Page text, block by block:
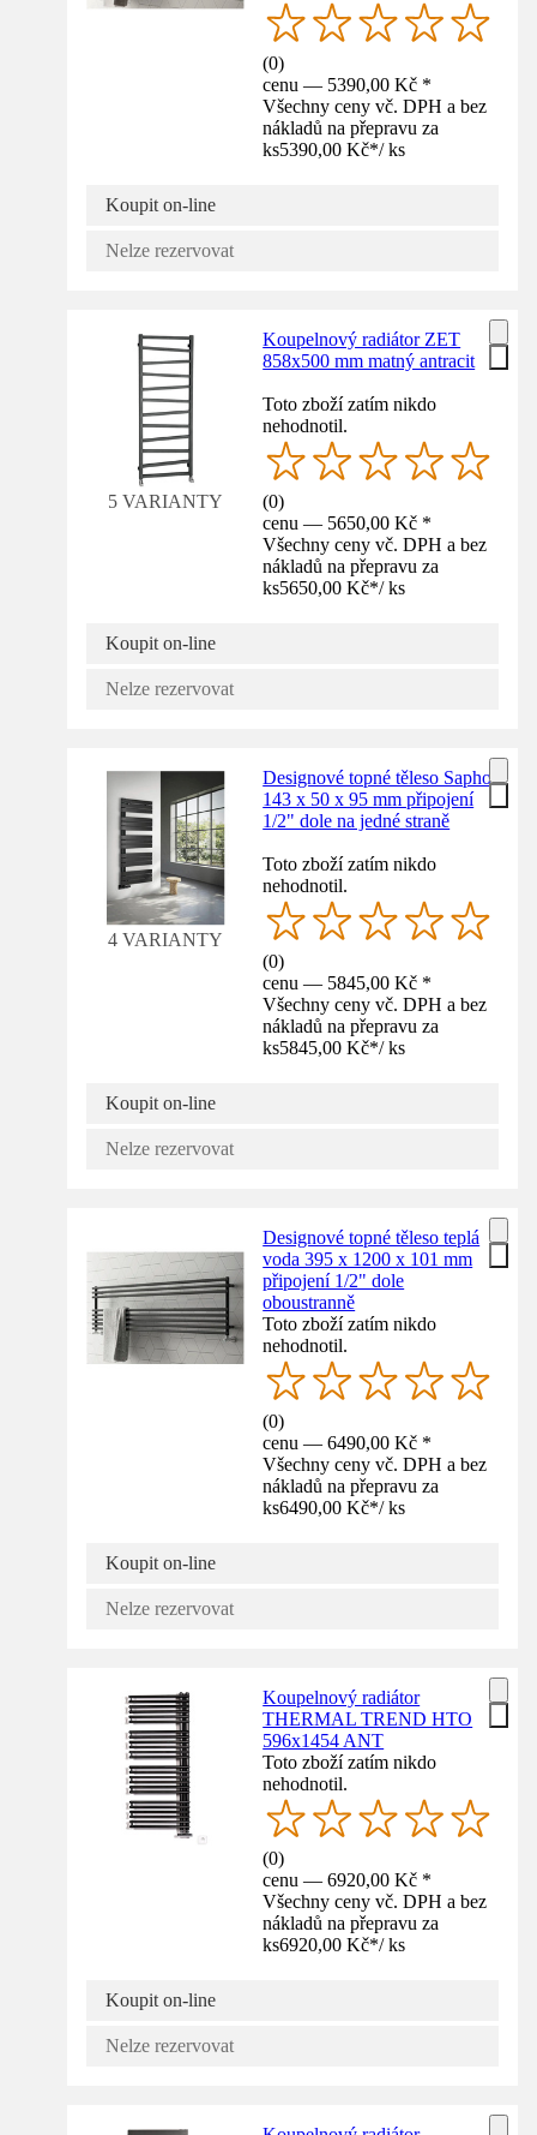
(0)
cenu — 5390,00 Kč *
Všechny ceny vč. DPH a bez
nákladů na přepravu za
ks5390,00 Kč*/ ks
Koupit on-line
Nelze rezervovat
5 VARIANTY
Koupelnový radiátor ZET
858x500 mm matný antracit
Toto zboží zatím nikdo
nehodnotil.
(0)
cenu — 5650,00 Kč *
Všechny ceny vč. DPH a bez
nákladů na přepravu za
ks5650,00 Kč*/ ks
Koupit on-line
Nelze rezervovat
4 VARIANTY
Designové topné těleso Sapho
143 x 50 x 95 mm připojení
1/2" dole na jedné straně
Toto zboží zatím nikdo
nehodnotil.
(0)
cenu — 5845,00 Kč *
Všechny ceny vč. DPH a bez
nákladů na přepravu za
ks5845,00 Kč*/ ks
Koupit on-line
Nelze rezervovat
Designové topné těleso teplá
voda 395 x 1200 x 101 mm
připojení 1/2" dole
oboustranně
Toto zboží zatím nikdo
nehodnotil.
(0)
cenu — 6490,00 Kč *
Všechny ceny vč. DPH a bez
nákladů na přepravu za
ks6490,00 Kč*/ ks
Koupit on-line
Nelze rezervovat
Koupelnový radiátor
THERMAL TREND HTO
596x1454 ANT
Toto zboží zatím nikdo
nehodnotil.
(0)
cenu — 6920,00 Kč *
Všechny ceny vč. DPH a bez
nákladů na přepravu za
ks6920,00 Kč*/ ks
Koupit on-line
Nelze rezervovat